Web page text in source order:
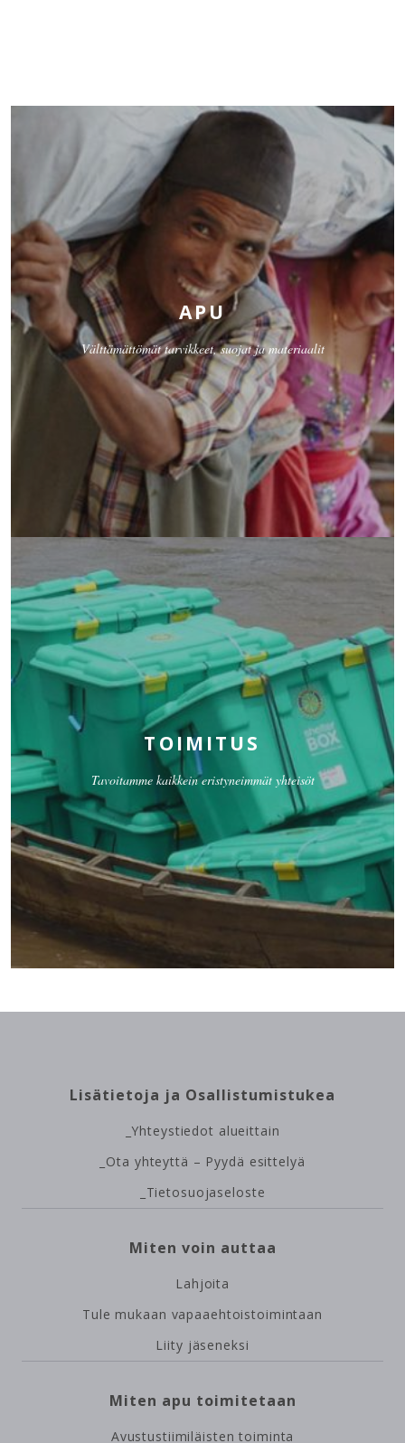
APU
Välttämättömät tarvikkeet, suojat ja materiaalit
APU
TOIMITUS
Tavoitamme kaikkein eristyneimmät yhteisöt
TOIMITUS
Lisätietoja ja Osallistumistukea
_Yhteystiedot alueittain
_Ota yhteyttä – Pyydä esittelyä
_Tietosuojaseloste
Miten voin auttaa
Lahjoita
Tule mukaan vapaaehtoistoimintaan
Liity jäseneksi
Miten apu toimitetaan
Avustustiimiläisten toiminta